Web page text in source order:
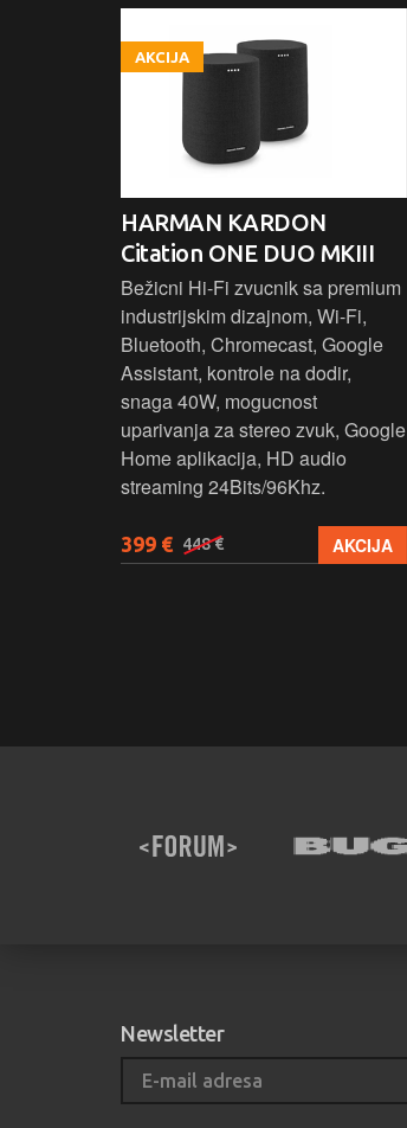
AKCIJA
HARMAN KARDON
Citation ONE DUO MKIII
Bežicni Hi-Fi zvucnik sa premium
industrijskim dizajnom, Wi-Fi,
Bluetooth, Chromecast, Google
Assistant, kontrole na dodir,
snaga 40W, mogucnost
uparivanja za stereo zvuk, Google
Home aplikacija, HD audio
streaming 24Bits/96Khz.
399 € 448 € AKCIJA
Newsletter